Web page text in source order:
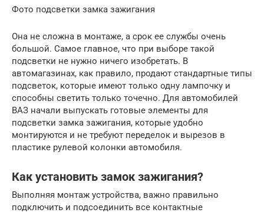
Фото подсветки замка зажигания
Она не сложна в монтаже, а срок ее службы очень
большой. Самое главное, что при выборе такой
подсветки не нужно ничего изобретать. В
автомагазинах, как правило, продают стандартные типы
подсветок, которые имеют только одну лампочку и
способны светить только точечно. Для автомобилей
ВАЗ начали выпускать готовые элементы для
подсветки замка зажигания, которые удобно
монтируются и не требуют переделок и вырезов в
пластике рулевой колонки автомобиля.
Как установить замок зажигания?
Выполняя монтаж устройства, важно правильно
подключить и подсоединить все контактные